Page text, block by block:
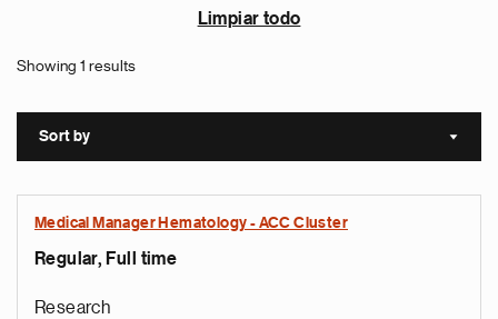
Limpiar todo
Showing 1 results
Sort by Sort
Medical Manager Hematology - ACC Cluster
Regular, Full time
Research